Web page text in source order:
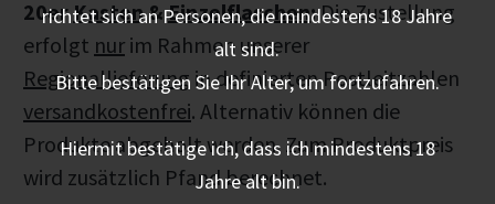
20erKasten&Einzelflaschen:Die Zustellung
erfolgt nur im Rahmen unserer
Regionallieferung in definierten Postleitzahlen
versandkostenfrei. Alternativ können die
Produkte abgeholt werden. Zum Produktpreis
wird zusätzlich Pfand berechnet.
richtet sich an Personen, die mindestens 18 Jahre
alt sind.
Bitte bestätigen Sie Ihr Alter, um fortzufahren.
Hiermit bestätige ich, dass ich mindestens 18
Jahre alt bin.